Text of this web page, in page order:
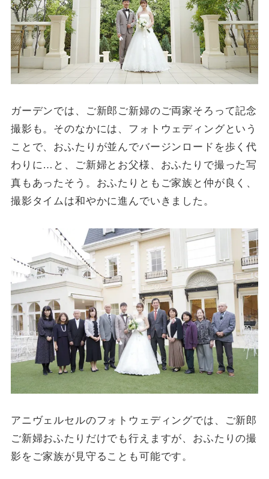
ガーデンでは、ご新郎ご新婦のご両家そろって記念
撮影も。そのなかには、フォトウェディングという
ことで、おふたりが並んでバージンロードを歩く代
わりに…と、ご新婦とお父様、おふたりで撮った写
真もあったそう。おふたりともご家族と仲が良く、
撮影タイムは和やかに進んでいきました。
アニヴェルセルのフォトウェディングでは、ご新郎
ご新婦おふたりだけでも行えますが、おふたりの撮
影をご家族が見守ることも可能です。